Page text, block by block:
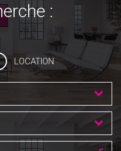
:
LOCATION